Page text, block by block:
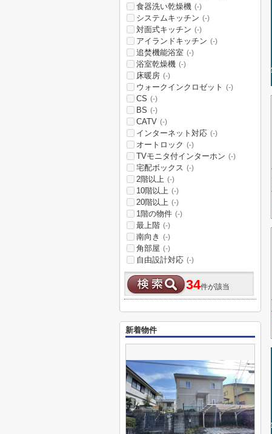
食器洗い乾燥機 (-)
システムキッチン (-)
対面式キッチン (-)
アイランドキッチン (-)
追焚機能浴室 (-)
浴室乾燥機 (-)
床暖房 (-)
ウォークインクロゼット (-)
CS (-)
BS (-)
CATV (-)
インターネット対応 (-)
オートロック (-)
TVモニタ付インターホン (-)
宅配ボックス (-)
2階以上 (-)
10階以上 (-)
20階以上 (-)
1階の物件 (-)
最上階 (-)
南向き (-)
角部屋 (-)
自由設計対応 (-)
34件が該当
新着物件